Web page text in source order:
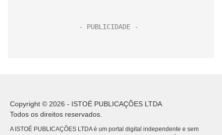
Copyright © 2026 - ISTOÉ PUBLICAÇÕES LTDA
Todos os direitos reservados.
A ISTOÉ PUBLICAÇÕES LTDA é um portal digital independente e sem